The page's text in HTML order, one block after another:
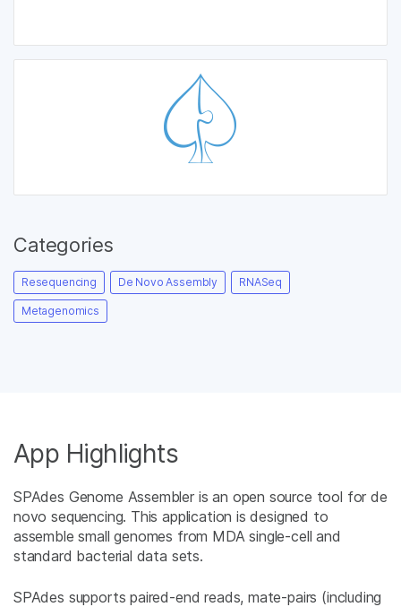
Categories
Resequencing De Novo Assembly RNASeq
Metagenomics
App Highlights
SPAdes Genome Assembler is an open source tool for de
novo sequencing. This application is designed to
assemble small genomes from MDA single-cell and
standard bacterial data sets.
SPAdes supports paired-end reads, mate-pairs (including